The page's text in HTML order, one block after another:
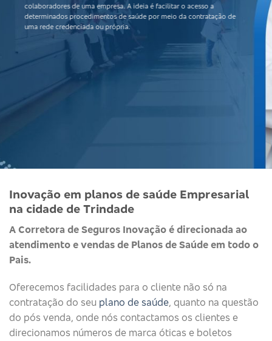
colaboradores de uma empresa. A ideia é facilitar o acesso a
determinados procedimentos de saúde por meio da contratação de
uma rede credenciada ou própria.
Inovação em planos de saúde Empresarial
na cidade de Trindade
A Corretora de Seguros Inovação é direcionada ao
atendimento e vendas de Planos de Saúde em todo o
Pais.
Oferecemos facilidades para o cliente não só na
contratação do seu plano de saúde, quanto na questão
do pós venda, onde nós contactamos os clientes e
direcionamos números de marca óticas e boletos